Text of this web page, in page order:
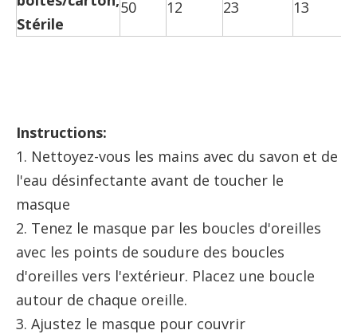
Stérile
50 12 23 13
Instructions:
1. Nettoyez-vous les mains avec du savon et de
l'eau désinfectante avant de toucher le
masque
2. Tenez le masque par les boucles d'oreilles
avec les points de soudure des boucles
d'oreilles vers l'extérieur. Placez une boucle
autour de chaque oreille.
3. Ajustez le masque pour couvrir